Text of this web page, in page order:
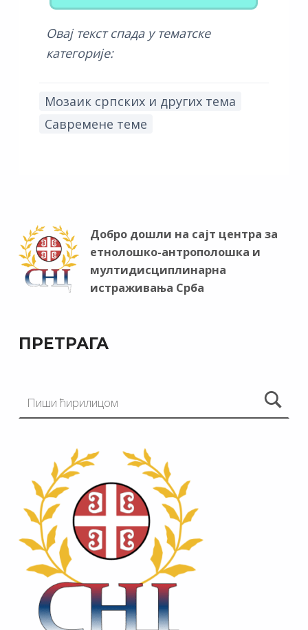
Овај текст спада у тематске
категорије:
Мозаик српских и других тема
Савремене теме
Добро дошли на сајт центра за
етнолошко-антрополошка и
мултидисциплинарна
истраживања Срба
ПРЕТРАГА